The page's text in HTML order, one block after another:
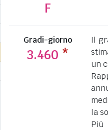
F
Gradi-giorno
3.460 *
Il
un
la
Più